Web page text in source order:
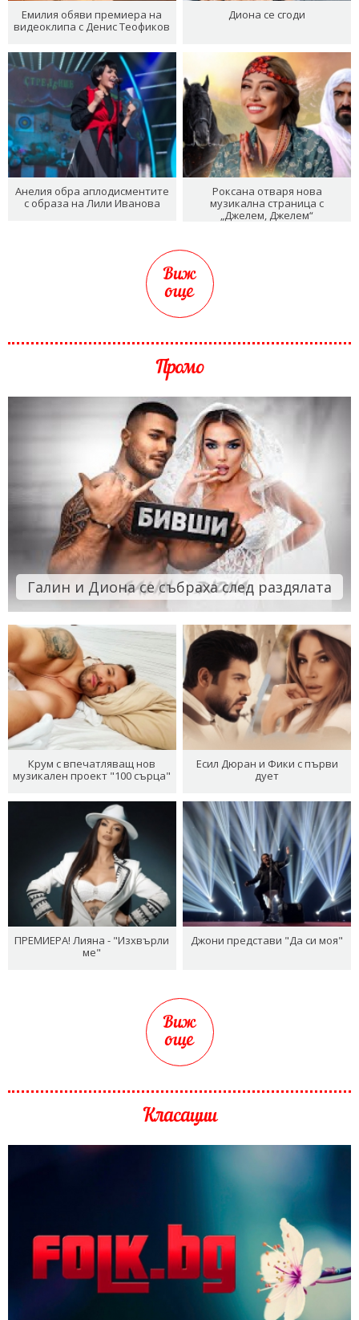
Емилия обяви премиера на
видеоклипа с Денис Теофиков
Диона се сгоди
Анелия обра аплодисментите
с образа на Лили Иванова
Роксана отваря нова
музикална страница с
„Джелем, Джелем“
Виж
още
Промо
Галин и Диона се събраха след раздялата
Крум с впечатляващ нов
музикален проект "100 сърца"
Есил Дюран и Фики с първи
дует
ПРЕМИЕРА! Лияна - "Изхвърли
ме"
Джони представи "Да си моя"
Виж
още
Класации